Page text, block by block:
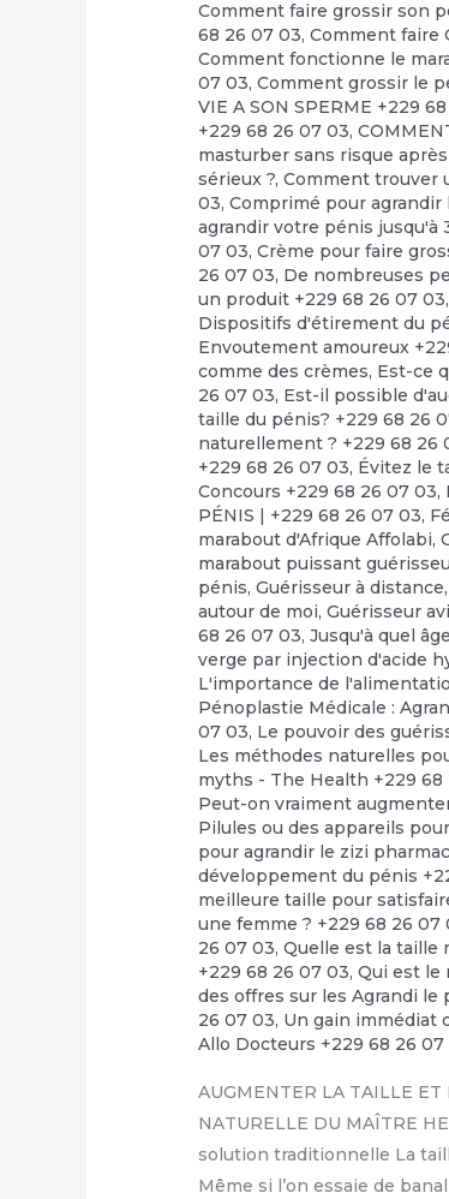
Comment faire grossir son
68 26 07 03,Comment faire
Comment fonctionne le
07 03,Comment grossir le
VIE A SON SPERME +229
+229 68 26 07 03,
masturber sans risque
sérieux ?,Comment trouver
03,Comprimé pour
agrandir votre pénis jusqu'à
07 03,Crème pour faire
26 07 03, De nombreuses
un produit +229 68 26 07 03,
Dispositifs d'étirement du
Envoutement amoureux
comme des crèmes, Est-ce
26 07 03, Est-il possible
taille du pénis? +229 68 26
naturellement ? +229 68 26
+229 68 26 07 03, Évitez le
Concours +229 68 26 07 03,
PÉNIS | +229 68 26 07 03,
marabout d'Afrique Affolabi,
marabout puissant
pénis,Guérisseur à distance
autour de moi,Guérisseur
68 26 07 03,Jusqu'à quel
verge par injection d'acide
L'importance de
Pénoplastie Médicale :
07 03, Le pouvoir des
Les méthodes naturelles
myths - The Health +229 68
Peut-on vraiment
Pilules ou des appareils
pour agrandir le zizi
développement du pénis
meilleure taille pour
une femme ? +229 68 26 07
26 07 03,Quelle est la taille
+229 68 26 07 03,Qui est le
des offres sur les Agrandi le
26 07 03, Un gain immédiat
Allo Docteurs +229 68 26 07
AUGMENTER LA TAILLE ET
NATURELLE DU MAÎTRE
solution traditionnelle La
Même si l’on essaie de